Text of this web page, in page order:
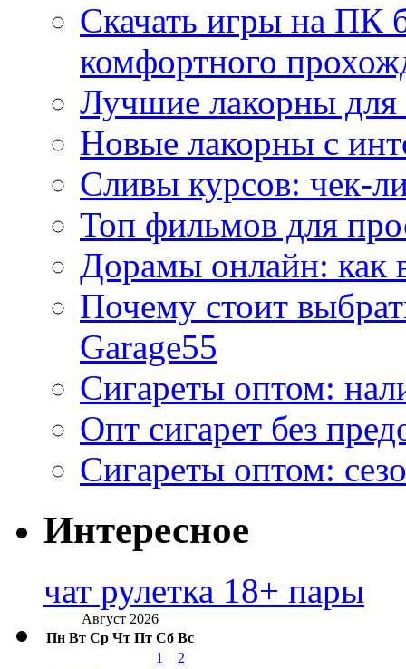
Скачать игры на ПК
комфортного
Лучшие лакорны для
Новые лакорны с
Сливы курсов: чек-
Топ фильмов для
Дорамы онлайн: как
Почему стоит
Garage55
Сигареты оптом:
Опт сигарет без
Сигареты оптом:
Интересное
чат рулетка 18+ пары
Август 2026
Пн Вт Ср Чт Пт Сб Вс
1
2